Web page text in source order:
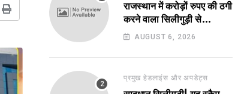
Print
राजस्थान में करोड़ों रुपए की ठगी
करने वाला सिलीगुड़ी से
गिरफ्तार!
AUGUST 6, 2026
प्रमुख हेडलाइंस और अपडेट्स